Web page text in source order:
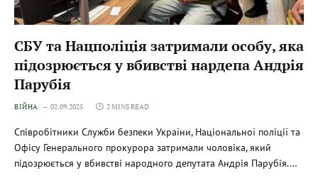
СБУ та Нацполіція затримали особу, яка
підозрюється у вбивстві нардепа Андрія
Парубія
ВІЙНА 02.09.2025 2 MINS READ
Співробітники Служби безпеки України, Національної поліції та
Офісу Генерального прокурора затримали чоловіка, який
підозрюється у вбивстві народного депутата Андрія Парубія.…